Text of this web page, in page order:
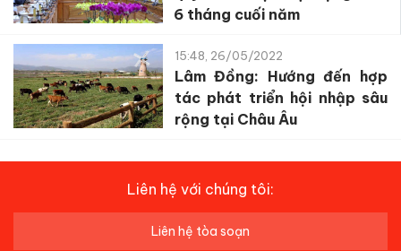
6 tháng cuối năm
15:48, 26/05/2022
Lâm Đồng: Hướng đến hợp
tác phát triển hội nhập sâu
rộng tại Châu Âu
Liên hệ với chúng tôi:
Liên hệ tòa soạn